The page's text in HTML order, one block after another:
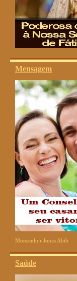
Mensagem
Monsenhor Jonas Abib
Saúde